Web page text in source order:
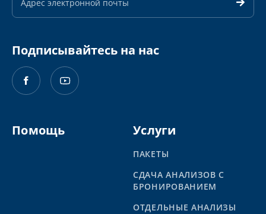
почты
Подписывайтесь на нас
Помощь Услуги
ПАКЕТЫ
СДАЧА АНАЛИЗОВ С
БРОНИРОВАНИЕМ
ОТДЕЛЬНЫЕ АНАЛИЗЫ